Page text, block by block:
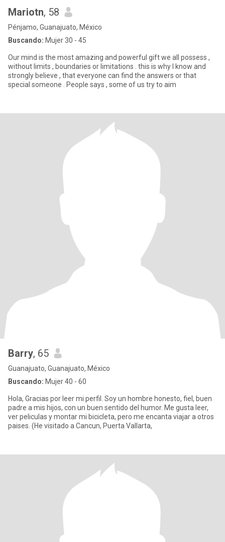
Mariotn, 58
Pénjamo, Guanajuato, México
Buscando: Mujer 30 - 45
Our mind is the most amazing and powerful gift we all possess ,
without limits , boundaries or limitations . this is why I know and
strongly believe , that everyone can find the answers or that
special someone . People says , some of us try to aim
Barry, 65
Guanajuato, Guanajuato, México
Buscando: Mujer 40 - 60
Hola, Gracias por leer mi perfil. Soy un hombre honesto, fiel, buen
padre a mis hijos, con un buen sentido del humor. Me gusta leer,
ver peliculas y montar mi bicicleta, pero me encanta viajar a otros
paises. (He visitado a Cancun, Puerta Vallarta,